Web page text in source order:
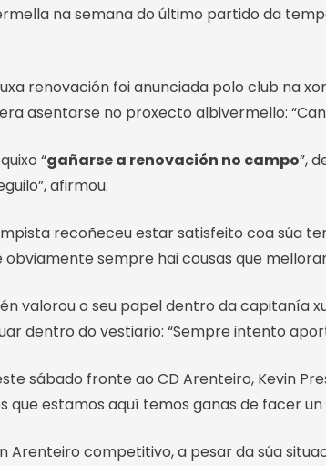
na semana do último partido da
renovación foi anunciada polo club na
asentarse no proxecto albivermello:
“gañarse a renovación no campo”,
afirmou.
recoñeceu estar satisfeito coa súa
obviamente sempre hai cousas que
valorou o seu papel dentro da capitanía
dentro do vestiario: “Sempre intento
sábado fronte ao CD Arenteiro, Kevin
que estamos aquí temos ganas de facer
competitivo, a pesar da súa